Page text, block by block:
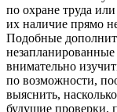
по охране труда
их наличие прямо
Подобные
внимательно
по возможности,
выяснить,
будущие проверки,